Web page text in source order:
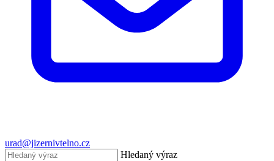
urad@jizernivtelno.cz
Hledaný výraz